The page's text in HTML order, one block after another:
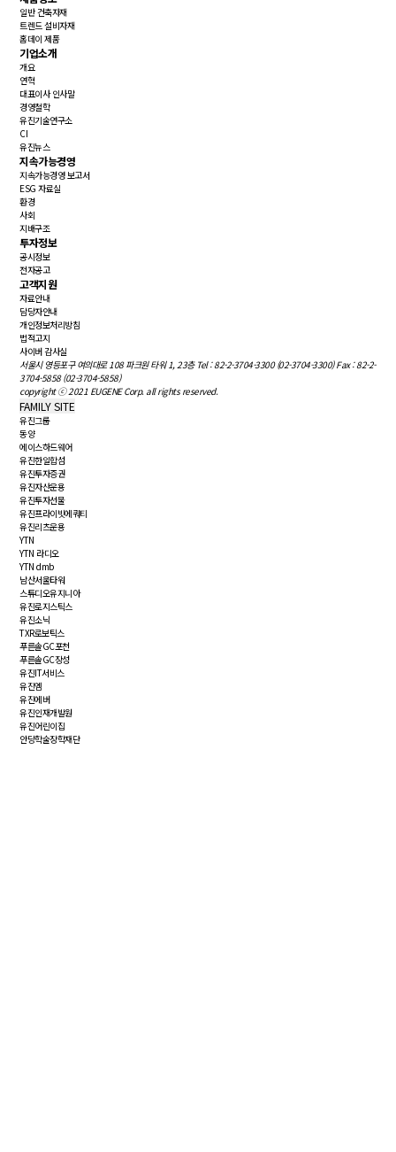
일반 건축자재
트렌드 설비자재
홈데이 제품
기업소개
개요
연혁
대표이사 인사말
경영철학
유진기술연구소
CI
유진뉴스
지속가능경영
지속가능경영 보고서
ESG 자료실
환경
사회
지배구조
투자정보
공시정보
전자공고
고객지원
자료안내
담당자안내
개인정보처리방침
법적고지
사이버 감사실
서울시 영등포구 여의대로 108 파크원 타워 1, 23층 Tel : 82-2-3704-3300 (02-3704-3300) Fax : 82-2-
3704-5858 (02-3704-5858)
copyright ⓒ 2021 EUGENE Corp. all rights reserved.
FAMILY SITE
유진그룹
동양
에이스하드웨어
유진한일합섬
유진투자증권
유진자산운용
유진투자선물
유진프라이빗에쿼티
유진리츠운용
YTN
YTN 라디오
YTN dmb
남산서울타워
스튜디오유지니아
유진로지스틱스
유진소닉
TXR로보틱스
푸른솔GC포천
푸른솔GC장성
유진IT서비스
유진엠
유진에버
유진인재개발원
유진어린이집
안당학술장학재단